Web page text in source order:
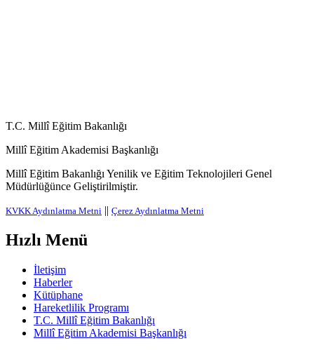
T.C. Millî Eğitim Bakanlığı
Millî Eğitim Akademisi Başkanlığı
Millî Eğitim Bakanlığı Yenilik ve Eğitim Teknolojileri Genel
Müdürlüğünce Geliştirilmiştir.
KVKK Aydınlatma Metni || Çerez Aydınlatma Metni
Hızlı Menü
İletişim
Haberler
Kütüphane
Hareketlilik Programı
T.C. Millî Eğitim Bakanlığı
Millî Eğitim Akademisi Başkanlığı